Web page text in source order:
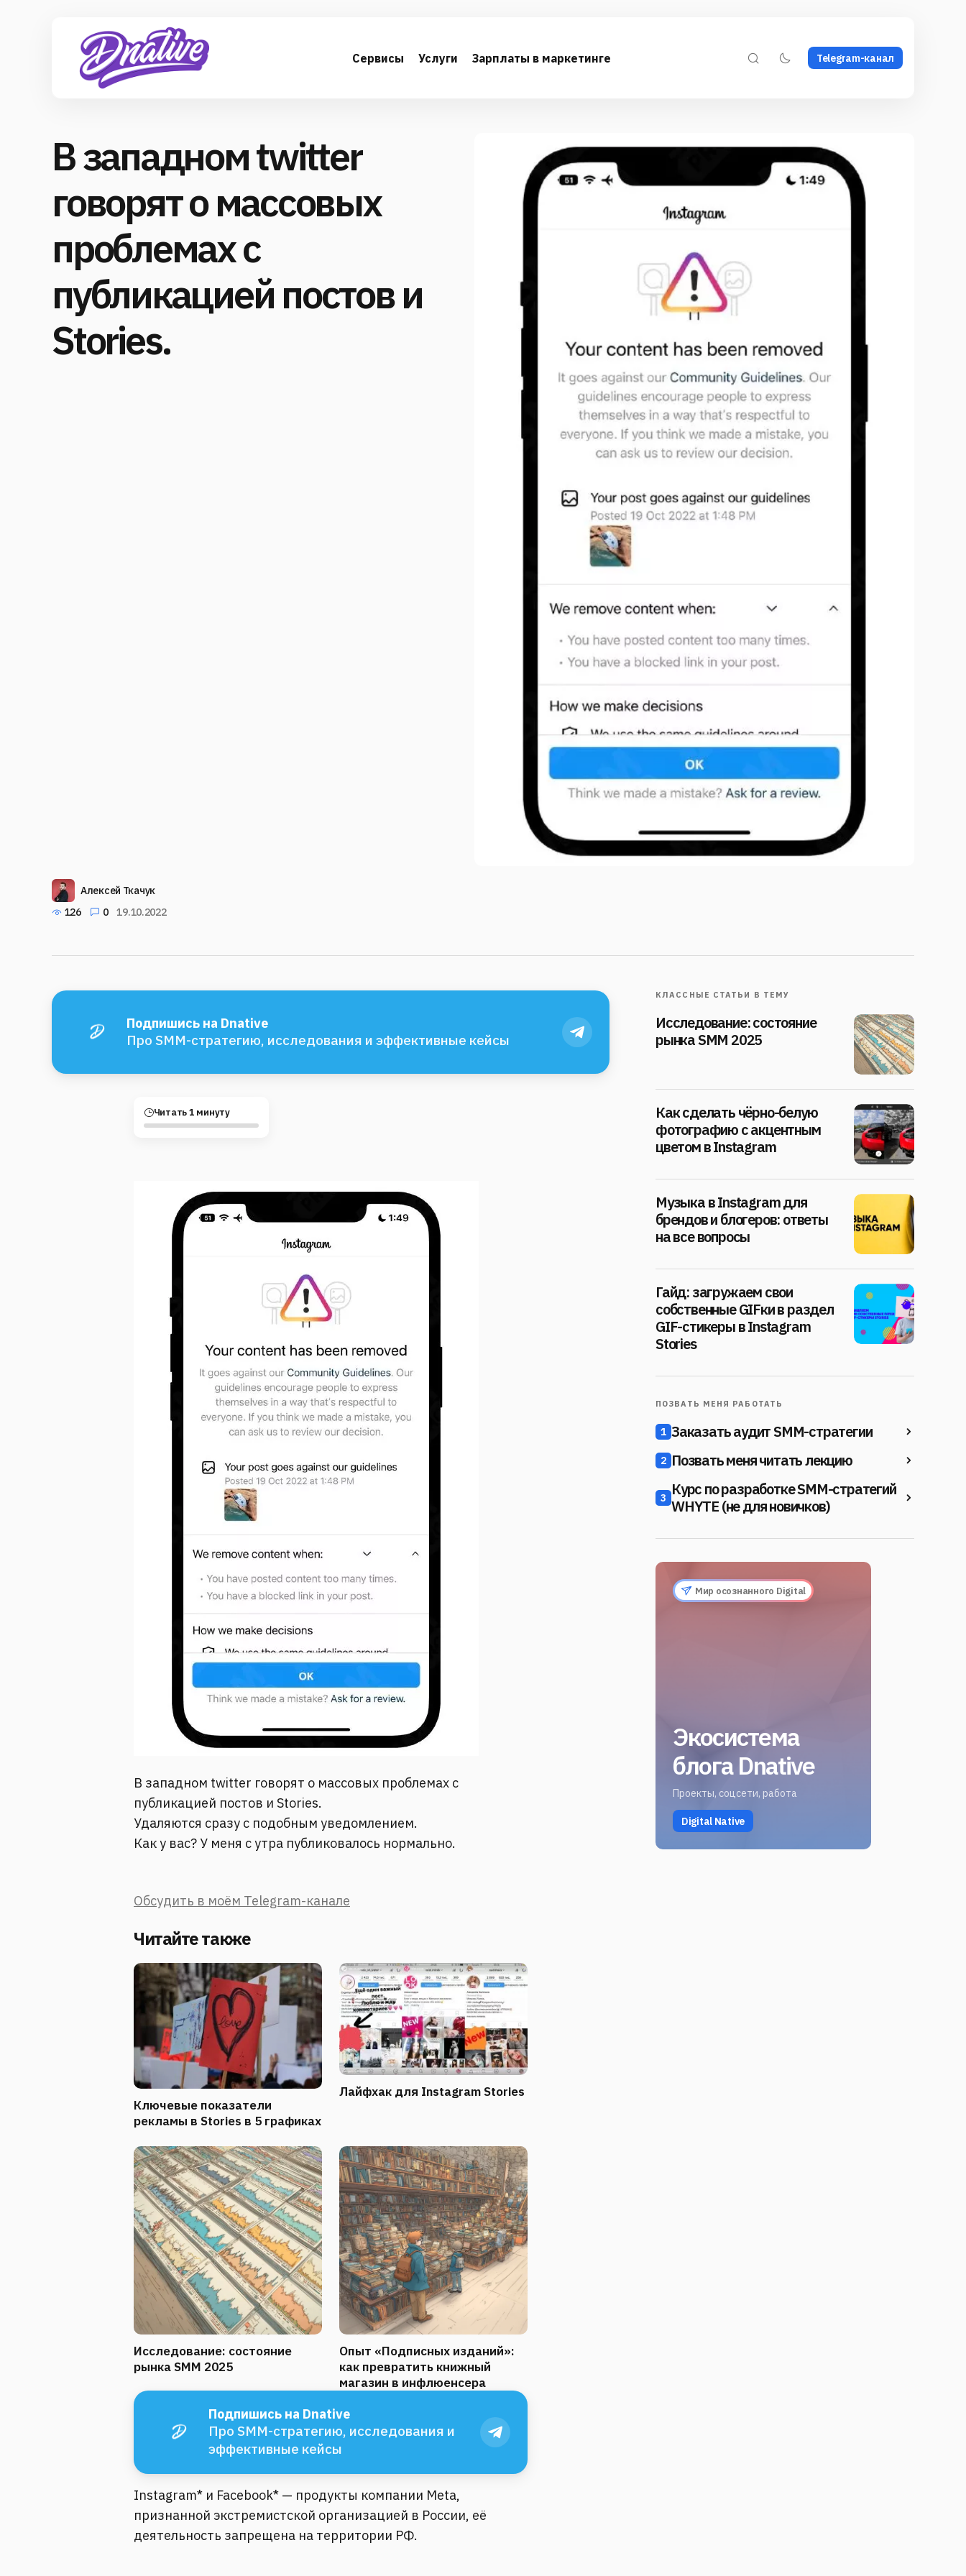
Сервисы Услуги Зарплаты в маркетинге Telegram-канал
В западном twitter
говорят о массовых
проблемах с
публикацией постов и
Stories.
Алексей Ткачук
126
0 19.10.2022
Подпишись на Dnative
Про SMM-стратегию, исследования и эффективные кейсы
Читать 1 минуту
В западном twitter говорят о массовых проблемах с
публикацией постов и Stories.
Удаляются сразу с подобным уведомлением.
Как у вас? У меня с утра публиковалось нормально.
Обсудить в моём Telegram-канале
Читайте также
Ключевые показатели
рекламы в Stories в 5 графиках
Лайфхак для Instagram Stories
Исследование: состояние
рынка SMM 2025
Опыт «Подписных изданий»:
как превратить книжный
магазин в инфлюенсера
Подпишись на Dnative
Про SMM-стратегию, исследования и
эффективные кейсы
Instagram* и Facebook* — продукты компании Meta,
признанной экстремистской организацией в России, её
деятельность запрещена на территории РФ.
КЛАССНЫЕ СТАТЬИ В ТЕМУ
Исследование: состояние
рынка SMM 2025
Как сделать чёрно-белую
фотографию с акцентным
цветом в Instagram
Музыка в Instagram для
брендов и блогеров: ответы
на все вопросы
Гайд: загружаем свои
собственные GIFки в раздел
GIF-стикеры в Instagram
Stories
ПОЗВАТЬ МЕНЯ РАБОТАТЬ
1 Заказать аудит SMM-стратегии
2 Позвать меня читать лекцию
3 Курс по разработке SMM-стратегий
WHYTE (не для новичков)
Мир осознанного Digital
Экосистема
блога Dnative
Проекты, соцсети, работа
Digital Native